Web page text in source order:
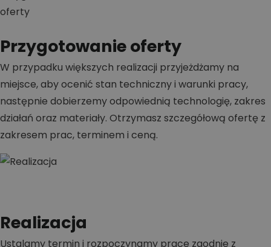
Przygotowanie oferty
W przypadku większych realizacji przyjeżdżamy na
miejsce, aby ocenić stan techniczny i warunki pracy,
następnie dobierzemy odpowiednią technologię, zakres
działań oraz materiały. Otrzymasz szczegółową ofertę z
zakresem prac, terminem i ceną.
Realizacja
Ustalamy termin i rozpoczynamy prace zgodnie z